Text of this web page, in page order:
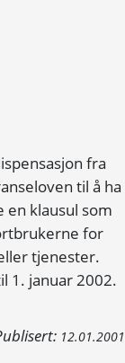
fra
til å ha
en klausul som
for
tjenester.
1. januar 2002.
12.01.2001